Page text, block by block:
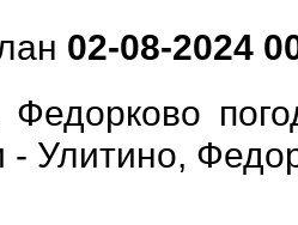
02-08-2024
Федорково
- Улитино,